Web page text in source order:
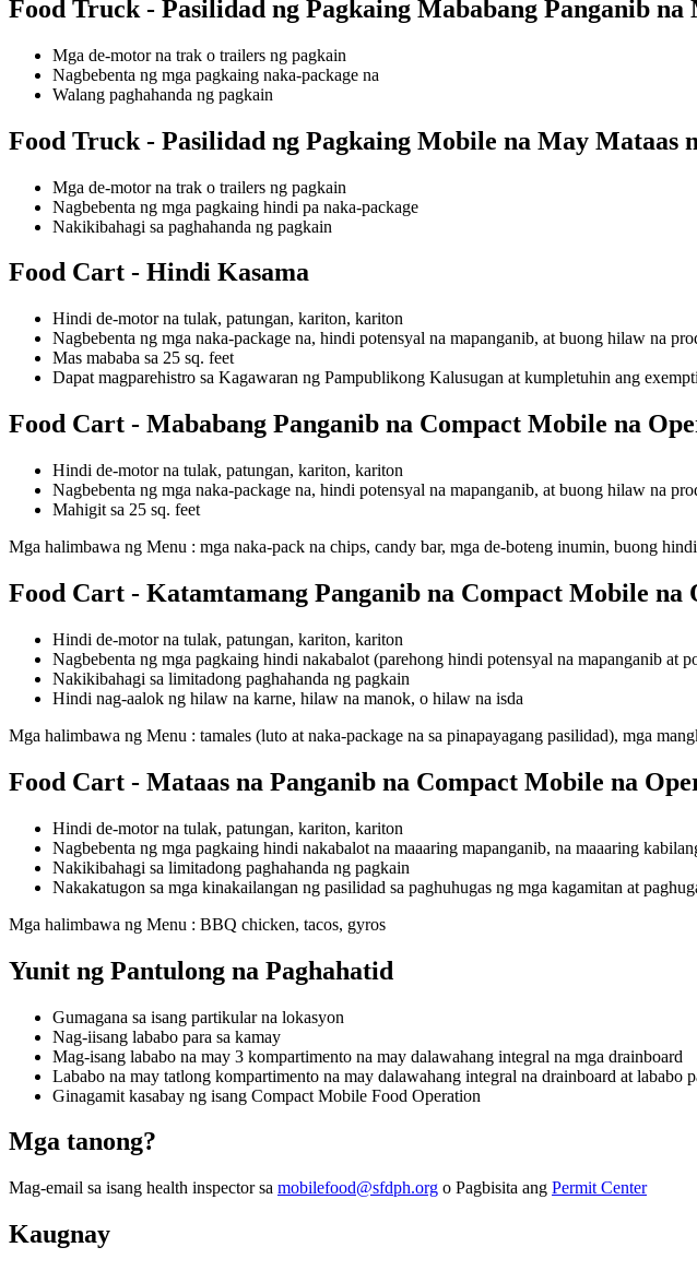
Food Truck - Pasilidad ng Pagkaing Mababang Panganib na
Mga de-motor na trak o trailers ng pagkain
Nagbebenta ng mga pagkaing naka-package na
Walang paghahanda ng pagkain
Food Truck - Pasilidad ng Pagkaing Mobile na May Mataas
Mga de-motor na trak o trailers ng pagkain
Nagbebenta ng mga pagkaing hindi pa naka-package
Nakikibahagi sa paghahanda ng pagkain
Food Cart - Hindi Kasama
Hindi de-motor na tulak, patungan, kariton, kariton
Nagbebenta ng mga naka-package na, hindi potensyal na mapanganib, at buong hilaw na
Mas mababa sa 25 sq. feet
Dapat magparehistro sa Kagawaran ng Pampublikong Kalusugan at kumpletuhin ang
Food Cart - Mababang Panganib na Compact Mobile na
Hindi de-motor na tulak, patungan, kariton, kariton
Nagbebenta ng mga naka-package na, hindi potensyal na mapanganib, at buong hilaw na
Mahigit sa 25 sq. feet
Mga halimbawa ng Menu : mga naka-pack na chips, candy bar, mga de-boteng inumin, buong
Food Cart - Katamtamang Panganib na Compact Mobile na
Hindi de-motor na tulak, patungan, kariton, kariton
Nagbebenta ng mga pagkaing hindi nakabalot (parehong hindi potensyal na mapanganib at
Nakikibahagi sa limitadong paghahanda ng pagkain
Hindi nag-aalok ng hilaw na karne, hilaw na manok, o hilaw na isda
Mga halimbawa ng Menu : tamales (luto at naka-package na sa pinapayagang pasilidad), mga
Food Cart - Mataas na Panganib na Compact Mobile na
Hindi de-motor na tulak, patungan, kariton, kariton
Nagbebenta ng mga pagkaing hindi nakabalot na maaaring mapanganib, na maaaring
Nakikibahagi sa limitadong paghahanda ng pagkain
Nakakatugon sa mga kinakailangan ng pasilidad sa paghuhugas ng mga kagamitan at
Mga halimbawa ng Menu : BBQ chicken, tacos, gyros
Yunit ng Pantulong na Paghahatid
Gumagana sa isang partikular na lokasyon
Nag-iisang lababo para sa kamay
Mag-isang lababo na may 3 kompartimento na may dalawahang integral na mga drainboard
Lababo na may tatlong kompartimento na may dalawahang integral na drainboard at lababo
Ginagamit kasabay ng isang Compact Mobile Food Operation
Mga tanong?
Mag-email sa isang health inspector sa mobilefood@sfdph.org o Pagbisita ang Permit Center
Kaugnay